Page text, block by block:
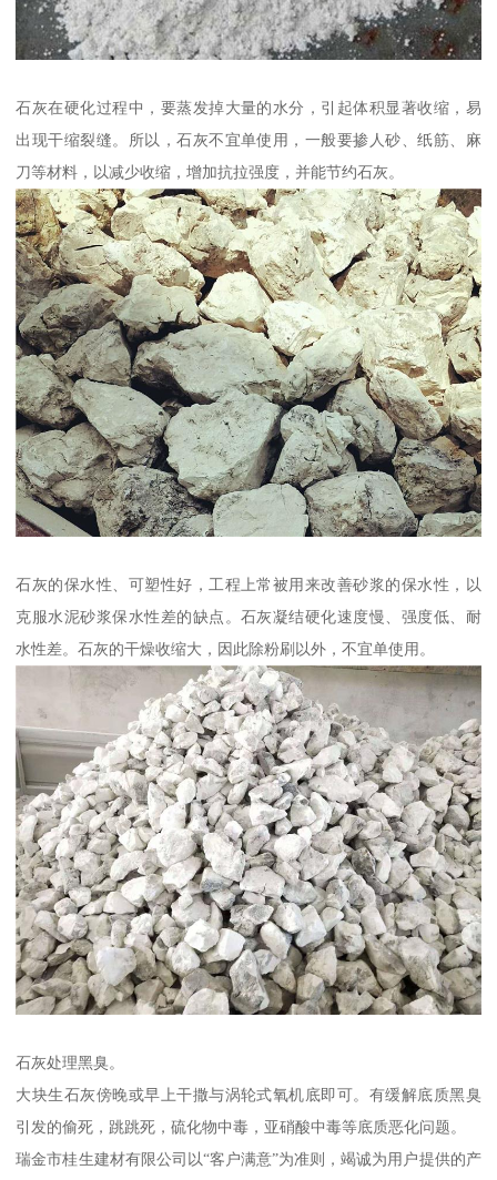
石灰在硬化过程中，要蒸发掉大量的水分，引起体积显著收缩，易
出现干缩裂缝。所以，石灰不宜单使用，一般要掺人砂、纸筋、麻
刀等材料，以减少收缩，增加抗拉强度，并能节约石灰。
石灰的保水性、可塑性好，工程上常被用来改善砂浆的保水性，以
克服水泥砂浆保水性差的缺点。石灰凝结硬化速度慢、强度低、耐
水性差。石灰的干燥收缩大，因此除粉刷以外，不宜单使用。
石灰处理黑臭。
大块生石灰傍晚或早上干撒与涡轮式氧机底即可。有缓解底质黑臭
引发的偷死，跳跳死，硫化物中毒，亚硝酸中毒等底质恶化问题。
瑞金市桂生建材有限公司以“客户满意”为准则，竭诚为用户提供的产